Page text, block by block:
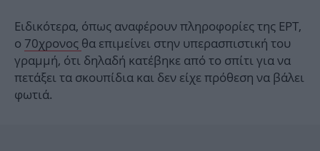
Ειδικότερα, όπως αναφέρουν πληροφορίες της ΕΡΤ,
ο 70χρονος θα επιμείνει στην υπερασπιστική του
γραμμή, ότι δηλαδή κατέβηκε από το σπίτι για να
πετάξει τα σκουπίδια και δεν είχε πρόθεση να βάλει
φωτιά.